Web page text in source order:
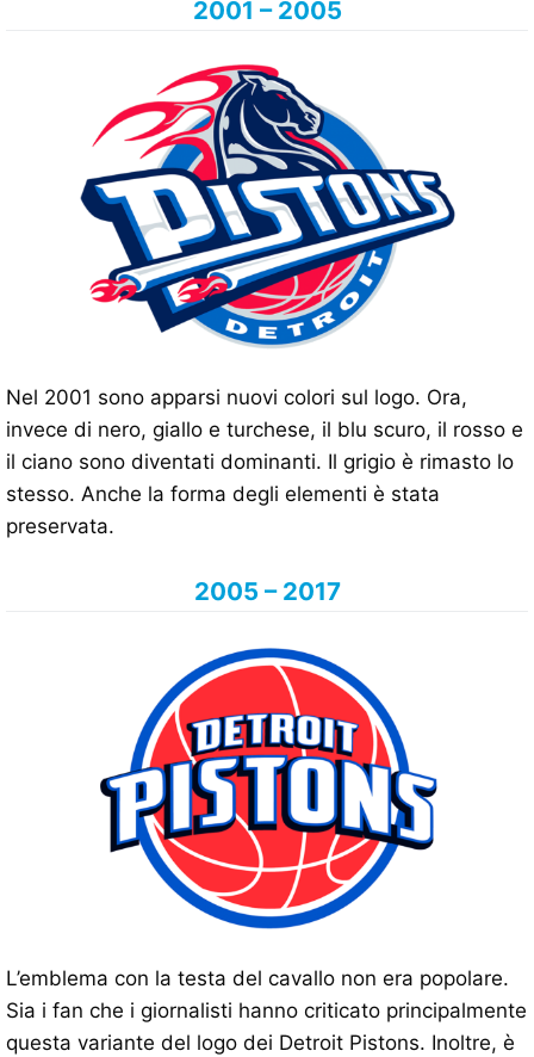
2001 – 2005
Nel 2001 sono apparsi nuovi colori sul logo. Ora,
invece di nero, giallo e turchese, il blu scuro, il rosso e
il ciano sono diventati dominanti. Il grigio è rimasto lo
stesso. Anche la forma degli elementi è stata
preservata.
2005 – 2017
L’emblema con la testa del cavallo non era popolare.
Sia i fan che i giornalisti hanno criticato principalmente
questa variante del logo dei Detroit Pistons. Inoltre, è